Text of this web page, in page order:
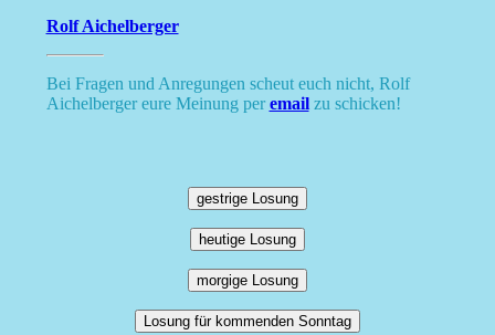
Rolf Aichelberger
Bei Fragen und Anregungen scheut euch nicht, Rolf
Aichelberger eure Meinung peremailzu schicken!
gestrige Losung
heutige Losung
morgige Losung
Losung für kommenden Sonntag